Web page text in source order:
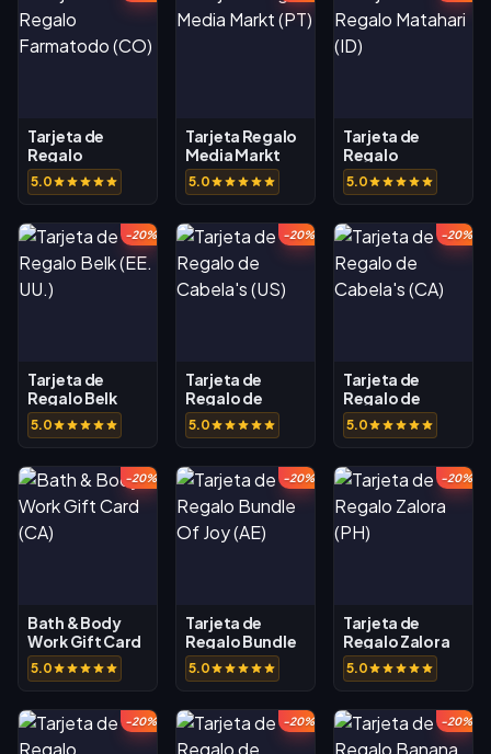
Tarjeta de
Regalo
Farmatodo
(CO)
5.0
Tarjeta Regalo
Media Markt
(PT)
5.0
Tarjeta de
Regalo
Matahari (ID)
5.0
-20%
Tarjeta de
Regalo Belk
(EE. UU.)
5.0
-20%
Tarjeta de
Regalo de
Cabela's (US)
5.0
-20%
Tarjeta de
Regalo de
Cabela's (CA)
5.0
-20%
Bath & Body
Work Gift Card
(CA)
5.0
-20%
Tarjeta de
Regalo Bundle
Of Joy (AE)
5.0
-20%
Tarjeta de
Regalo Zalora
(PH)
5.0
-20% -20% -20%